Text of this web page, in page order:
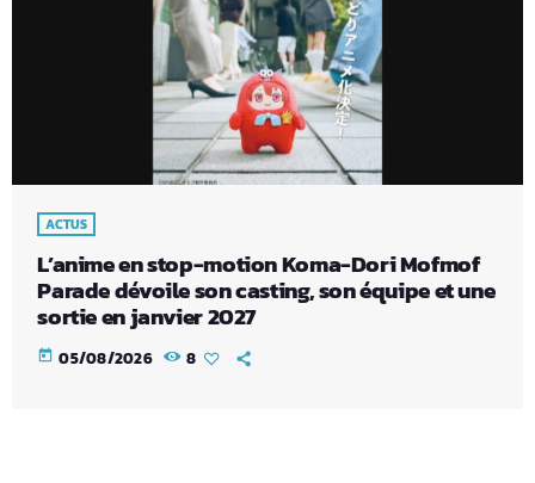
ACTUS
L’anime en stop-motion Koma-Dori Mofmof
Parade dévoile son casting, son équipe et une
sortie en janvier 2027
today 05/08/2026 8